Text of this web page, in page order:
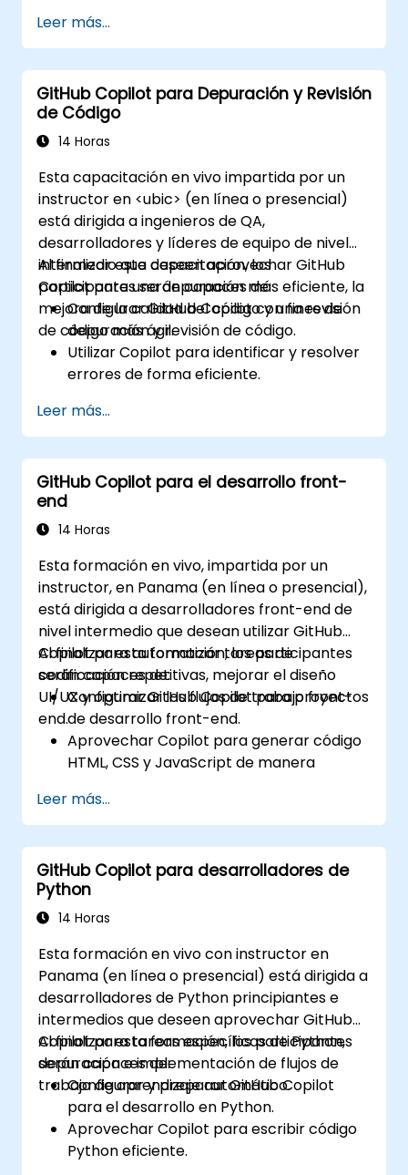
mediante las características de Copilot.
Gestionar la integración de Copilot en
proyectos con múltiples desarrolladores.
Mantener una calidad y estándares
consistentes del código entre los equipos.
Aprovechar las características
necesidades específicas del equipo.
Combinar Copilot con otras
herramientas colaborativas para
aumentar la eficiencia.
Leer más...
GitHub Copilot para Depuración y Revisión
de Código
14 Horas
Esta capacitación en vivo impartida por un
instructor en <ubic> (en línea o presencial)
está dirigida a ingenieros de QA,
desarrolladores y líderes de equipo de nivel
intermedio que deseen aprovechar GitHub
Copilot para una depuración más eficiente, la
mejora de la calidad del código y una revisión
de código más ágil.
Al finalizar esta capacitación, los
participantes serán capaces de:
Configurar GitHub Copilot con fines de
depuración y revisión de código.
Utilizar Copilot para identificar y resolver
errores de forma eficiente.
sugerencias asistidas por IA.
Agilizar los procesos de revisión de código
gracias a las capacidades de Copilot.
Colaborar de manera efectiva utilizando
Leer más...
GitHub Copilot para el desarrollo front-
end
14 Horas
Esta formación en vivo, impartida por un
instructor, en Panama (en línea o presencial),
está dirigida a desarrolladores front-end de
nivel intermedio que desean utilizar GitHub
Copilot para automatizar tareas de
codificación repetitivas, mejorar el diseño
UI/UX y optimizar los flujos de trabajo front-
end.
Al finalizar esta formación, los participantes
serán capaces de:
Configurar GitHub Copilot para proyectos
de desarrollo front-end.
Aprovechar Copilot para generar código
HTML, CSS y JavaScript de manera
Mejorar los procesos de diseño UI/UX
utilizando sugerencias de código
generadas por IA.
Optimizar los flujos de trabajo front-end
con estrategias prácticas de integración
de Copilot.
front-end utilizando la asistencia de
Copilot.
Leer más...
GitHub Copilot para desarrolladores de
Python
14 Horas
Esta formación en vivo con instructor en
Panama (en línea o presencial) está dirigida a
desarrolladores de Python principiantes e
intermedios que deseen aprovechar GitHub
Copilot para tareas específicas de Python,
depuración e implementación de flujos de
trabajo de aprendizaje automático.
Al finalizar esta formación, los participantes
serán capaces de:
Configurar y preparar GitHub Copilot
para el desarrollo en Python.
Aprovechar Copilot para escribir código
Python eficiente.